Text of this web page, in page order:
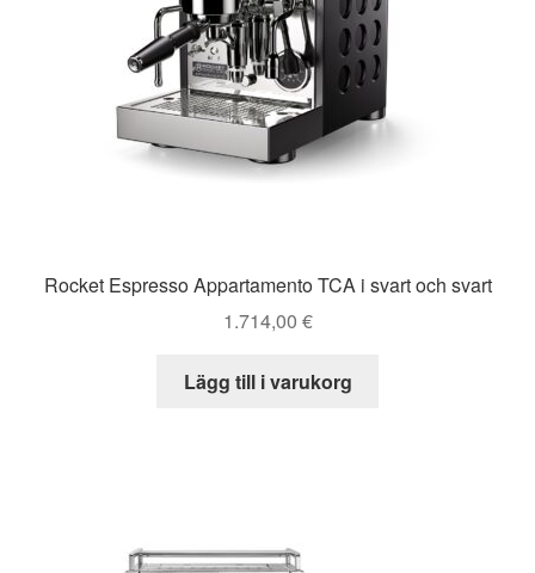
Rocket Espresso Appartamento TCA i svart och svart
1.714,00 €
Lägg till i varukorg